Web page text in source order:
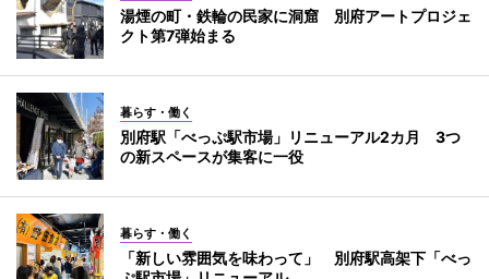
湯煙の町・鉄輪の民家に洞窟 別府アートプロジェ
クト第7弾始まる
暮らす・働く
別府駅「べっぷ駅市場」リニューアル2カ月 3つ
の新スペースが集客に一役
暮らす・働く
「新しい雰囲気を味わって」 別府駅高架下「べっ